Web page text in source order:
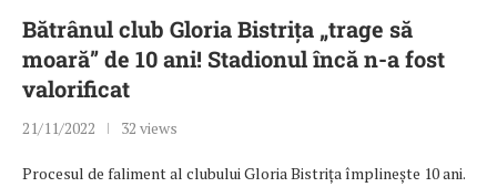
Bătrânul club Gloria Bistrița „trage să
moară” de 10 ani! Stadionul încă n-a fost
valorificat
21/11/2022 32 views
Procesul de faliment al clubului Gloria Bistrița împlinește 10 ani.